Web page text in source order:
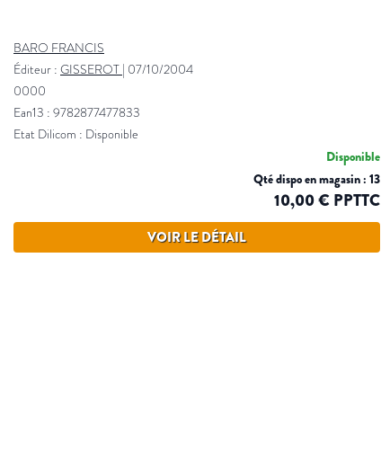
BARO FRANCIS
Éditeur : GISSEROT | 07/10/2004
0000
Ean13 : 9782877477833
Etat Dilicom : Disponible
Disponible
Qté dispo en magasin : 13
10,00 € PPTTC
VOIR LE DÉTAIL